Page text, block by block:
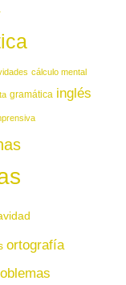
cálculo mental
gramática inglés
ortografía